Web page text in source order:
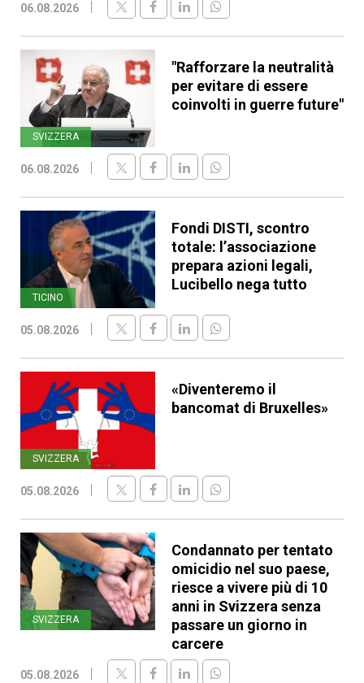
06.08.2026
SVIZZERA
"Rafforzare la neutralità
per evitare di essere
coinvolti in guerre future"
06.08.2026
TICINO
Fondi DISTI, scontro
totale: l’associazione
prepara azioni legali,
Lucibello nega tutto
05.08.2026
SVIZZERA
«Diventeremo il
bancomat di Bruxelles»
05.08.2026
SVIZZERA
Condannato per tentato
omicidio nel suo paese,
riesce a vivere più di 10
anni in Svizzera senza
passare un giorno in
carcere
05.08.2026